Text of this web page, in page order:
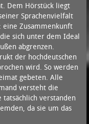
Dem Hörstück liegt
Sprachenvielfalt
eine Zusammenkunft
sich unter dem Ideal
abgrenzen.
der hochdeutschen
wird. So werden
gebeten. Alle
versteht die
verstanden
da sie um das